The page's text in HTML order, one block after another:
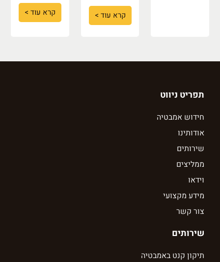
קרא עוד >
קרא עוד >
תפריט ניווט
חידוש אמבטיה
אודותינו
שירותים
ממליצים
וידאו
מידע מקצועי
צור קשר
שירותים
תיקון קנט באמבטיה